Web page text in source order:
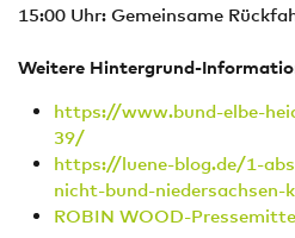
15:00 Uhr: Gemeinsame
Weitere Hintergrund-
https://www.bund-elbe-
39/
https://luene-blog.de/1-
nicht-bund-
ROBIN WOOD-